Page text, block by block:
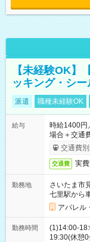
【未経験OK】
ッキング・シ
派遣 職種未経験OK
給与
時給1400円
場合＋交通
交通費
交通費 実
勤務地
さいたま市
七里駅から
アパレル
勤務時間
(1)14:00-
19:30(休憩